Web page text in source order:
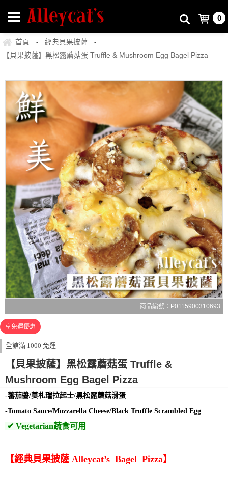
0
首頁 - 經典貝果披薩 -
【貝果披薩】黑松露蘑菇蛋 Truffle & Mushroom Egg Bagel Pizza
商品編號：P0115900310693
享免運優惠
全館滿 1000 免運
【貝果披薩】黑松露蘑菇蛋 Truffle &
Mushroom Egg Bagel Pizza
-蕃茄醬/莫札瑞拉起士/黑松露蘑菇滑蛋
-Tomato Sauce/Mozzarella Cheese/Black Truffle Scrambled Egg
✔ Vegetarian蔬食可用
【經典貝果披薩 Alleycat’s Bagel Pizza】